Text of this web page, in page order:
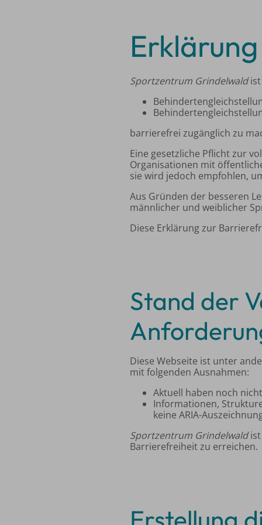
Sportzentrum Grindelwaldist
barrierefrei zugänglich zu
Eine gesetzliche Pflicht zur
Organisationen mit
sie wird jedoch empfohlen,
Aus Gründen der besseren
männlicher und weiblicher
Diese Erklärung zur
Stand der
Diese Webseite ist unter
mit folgenden Ausnahmen:
Aktuell haben noch
Informationen,
keine ARIA-
Sportzentrum Grindelwaldist
Barrierefreiheit zu erreichen.